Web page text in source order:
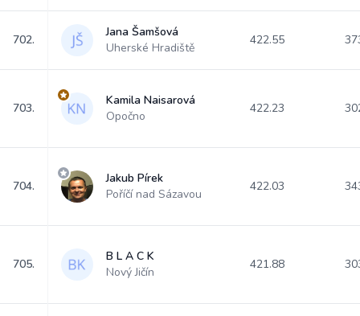
702.
Jana Šamšová
Uherské Hradiště
422.55
703.
Kamila Naisarová
Opočno
422.23
704.
Jakub Pírek
Poříčí nad Sázavou
422.03
705.
B L A C K
Nový Jičín
421.88